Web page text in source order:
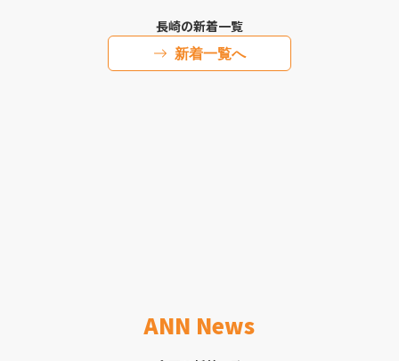
長崎の新着一覧
新着一覧へ
ANN News